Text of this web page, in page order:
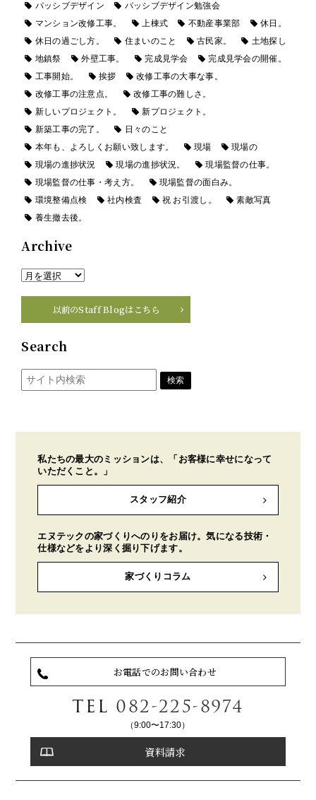
パッシブデザイン
パッシブデザイン勉強会
マンション改修工事。
上棟式 不動産事業部
休日。
休日の過ごし方。
住まいのこと 古民家。
土地探し
地鎮祭
外壁工事。 完成見学会
完成見学会の開催。
工事開始。
挨拶
改修工事の大事な事。
改修工事の注意点。
改修工事の難しさ。
新しいプロジェクト。
新プロジェクト。
新築工事の完了。
日々のこと
本年も、よろしくお願い致します。
現場
現場の
現場の進捗状況
現場の進捗状況。
現場監督の仕事。
現場監督の仕事・考え方。
現場監督の面白み。
環境整備点検
社内検査 祝 お引渡し。
素敵写真
養生撤去後。
Archive
以前のStaff Blogはこちら
Search
私たちの最大のミッションは、「お客様に幸せになって
いただくこと。」
スタッフ紹介
エヌテックの家づくりへのりをお届け。気になる技術・
仕様などをより深く掘り下げます。
家づくりコラム
お電話でのお問い合わせ
TEL 082-225-8974
（9:00〜17:30）
資料請求